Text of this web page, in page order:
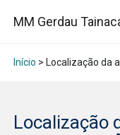
MM Gerdau
Início > Localização da
Localização